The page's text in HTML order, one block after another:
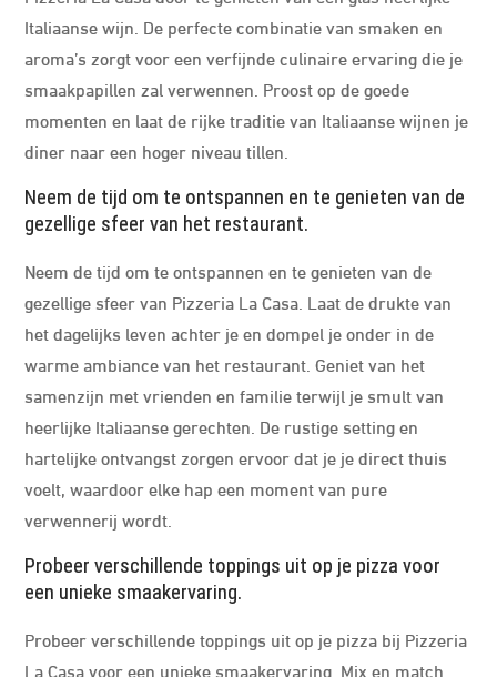
Italiaanse wijn. De perfecte combinatie van smaken en
aroma’s zorgt voor een verfijnde culinaire ervaring die je
smaakpapillen zal verwennen. Proost op de goede
momenten en laat de rijke traditie van Italiaanse wijnen je
diner naar een hoger niveau tillen.
Neem de tijd om te ontspannen en te genieten van de
gezellige sfeer van het restaurant.
Neem de tijd om te ontspannen en te genieten van de
gezellige sfeer van Pizzeria La Casa. Laat de drukte van
het dagelijks leven achter je en dompel je onder in de
warme ambiance van het restaurant. Geniet van het
samenzijn met vrienden en familie terwijl je smult van
heerlijke Italiaanse gerechten. De rustige setting en
hartelijke ontvangst zorgen ervoor dat je je direct thuis
voelt, waardoor elke hap een moment van pure
verwennerij wordt.
Probeer verschillende toppings uit op je pizza voor
een unieke smaakervaring.
Probeer verschillende toppings uit op je pizza bij Pizzeria
La Casa voor een unieke smaakervaring. Mix en match